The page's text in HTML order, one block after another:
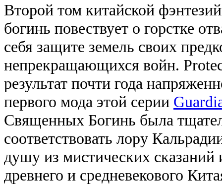
Второй том китайской
богинь повествует о горстке
себя защите земель своих
непрекращающихся войн.
результат почти года
первого мода этой серии
Священных Богинь была
соответствовать лору
душу из мистических
древнего и средневекового